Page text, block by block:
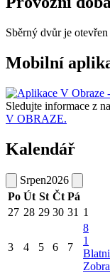
Sběrný dvůr je
Mobilní
Sledujte informace z
V OBRAZE.
Kalendář
Srpen2026
Po Út St Čt Pá
27 28 29 30 31 1
3 4 5 6 7
8
1